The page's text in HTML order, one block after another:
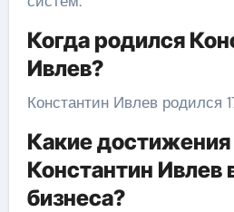
Когда родился
Ивлев?
Константин Ивлев родился
Какие
Константин Ивлев
бизнеса?